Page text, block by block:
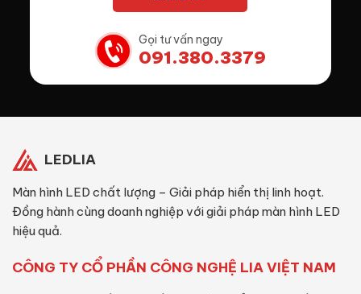
Gọi tư vấn ngay
091.380.3379
LEDLIA
Màn hình LED chất lượng – Giải pháp hiển thị linh hoạt.
Đồng hành cùng doanh nghiệp với giải pháp màn hình LED
hiệu quả.
CÔNG TY CỔ PHẦN CÔNG NGHỆ LIA VIỆT NAM